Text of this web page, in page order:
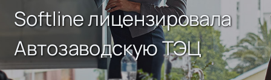
Softline лицензировала
Автозаводскую ТЭЦ